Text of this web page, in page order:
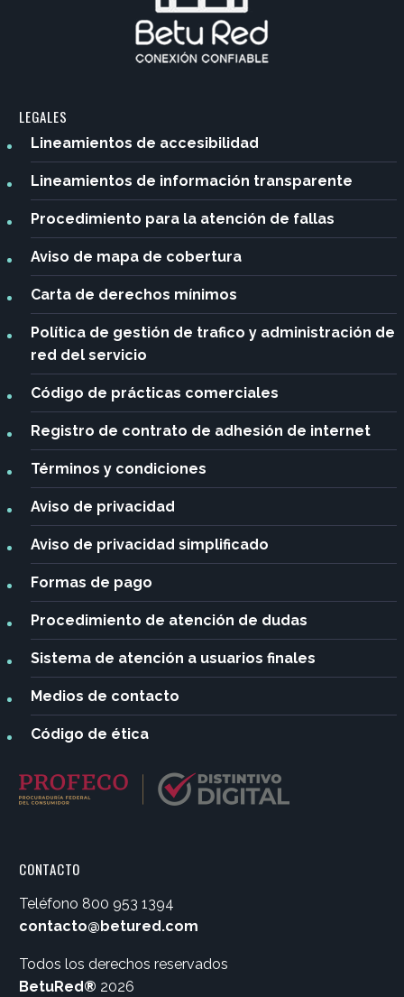
LEGALES
Lineamientos de accesibilidad
Lineamientos de información transparente
Procedimiento para la atención de fallas
Aviso de mapa de cobertura
Carta de derechos mínimos
Política de gestión de trafico y administración de
red del servicio
Código de prácticas comerciales
Registro de contrato de adhesión de internet
Términos y condiciones
Aviso de privacidad
Aviso de privacidad simplificado
Formas de pago
Procedimiento de atención de dudas
Sistema de atención a usuarios finales
Medios de contacto
Código de ética
CONTACTO
Teléfono 800 953 1394
contacto@betured.com
Todos los derechos reservados
BetuRed® 2026